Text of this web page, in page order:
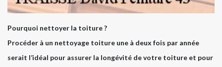
Pourquoi nettoyer la toiture ?
Procéder à un nettoyage toiture une à deux fois par année
serait l’idéal pour assurer la longévité de votre toiture et pour